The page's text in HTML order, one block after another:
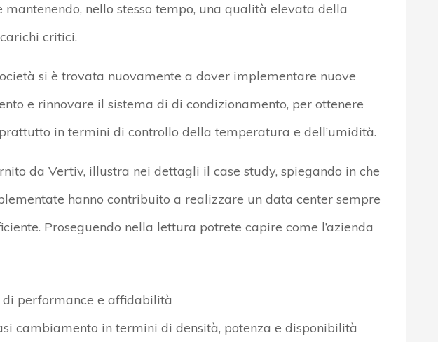
mantenendo, nello stesso tempo, una qualità elevata della
critici.
si è trovata nuovamente a dover implementare nuove
e rinnovare il sistema di di condizionamento, per ottenere
in termini di controllo della temperatura e dell’umidità.
da Vertiv, illustra nei dettagli il case study, spiegando in che
hanno contribuito a realizzare un data center sempre
Proseguendo nella lettura potrete capire come l’azienda
performance e affidabilità
cambiamento in termini di densità, potenza e disponibilità